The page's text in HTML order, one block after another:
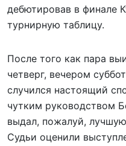
дебютировав в финале
турнирную таблицу.
После того как пара
четверг, вечером
случился настоящий
чутким руководством
выдал, пожалуй,
Судьи оценили